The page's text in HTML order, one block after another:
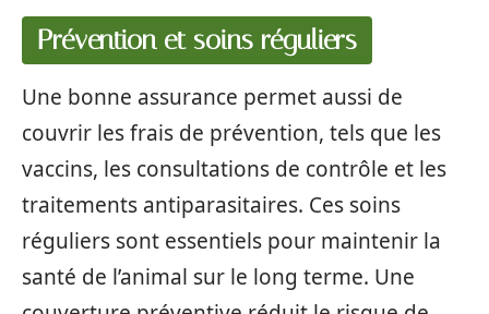
Prévention et soins réguliers
Une bonne assurance permet aussi de
couvrir les frais de prévention, tels que les
vaccins, les consultations de contrôle et les
traitements antiparasitaires. Ces soins
réguliers sont essentiels pour maintenir la
santé de l’animal sur le long terme. Une